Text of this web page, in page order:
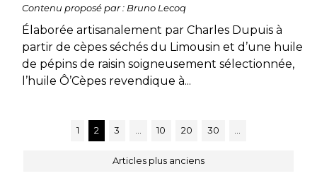
Contenu proposé par : Bruno Lecoq
Élaborée artisanalement par Charles Dupuis à
partir de cèpes séchés du Limousin et d’une huile
de pépins de raisin soigneusement sélectionnée,
l’huile Ô’Cèpes revendique à...
1 2 3 10 20 30
Articles plus anciens